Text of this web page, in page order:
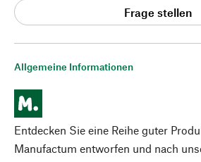
Allgemeine Informationen
Entdecken Sie eine Reihe guter
Manufactum entworfen und nach
Frage stellen